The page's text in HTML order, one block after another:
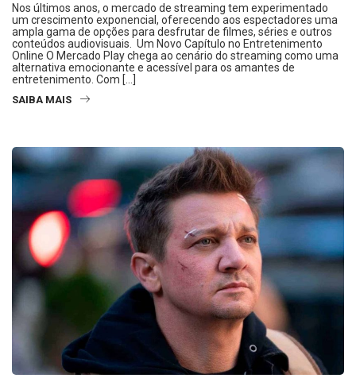
Nos últimos anos, o mercado de streaming tem experimentado
um crescimento exponencial, oferecendo aos espectadores uma
ampla gama de opções para desfrutar de filmes, séries e outros
conteúdos audiovisuais. Um Novo Capítulo no Entretenimento
Online O Mercado Play chega ao cenário do streaming como uma
alternativa emocionante e acessível para os amantes de
entretenimento. Com […]
SAIBA MAIS